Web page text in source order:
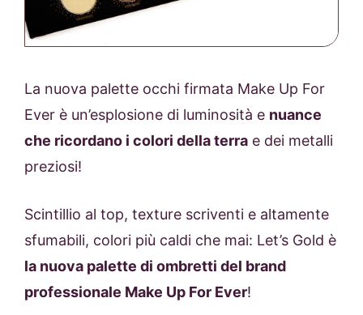
La nuova palette occhi firmata Make Up For
Ever è un’esplosione di luminosità e nuance
che ricordano i colori della terra e dei metalli
preziosi!
Scintillio al top, texture scriventi e altamente
sfumabili, colori più caldi che mai: Let’s Gold è
la nuova palette di ombretti del brand
professionale Make Up For Ever!